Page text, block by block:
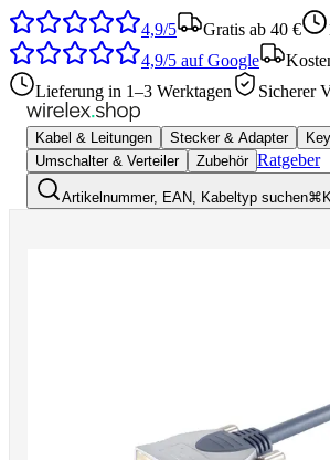
4,9/5 Gratis ab 40 €
4,9/5 auf Google
Lieferung in 1–3 Werktagen
Sicherer
Kabel & Leitungen Stecker & Adapter
Umschalter & Verteiler
Zubehör Ratgeber
Artikelnummer, EAN, Kabeltyp suchen